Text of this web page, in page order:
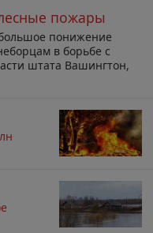
пожары
понижение
в борьбе с
штата Вашингтон,